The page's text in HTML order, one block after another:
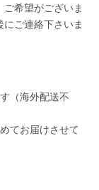
希望がございま
ご連絡下さいま
（海外配送不
てお届けさせて